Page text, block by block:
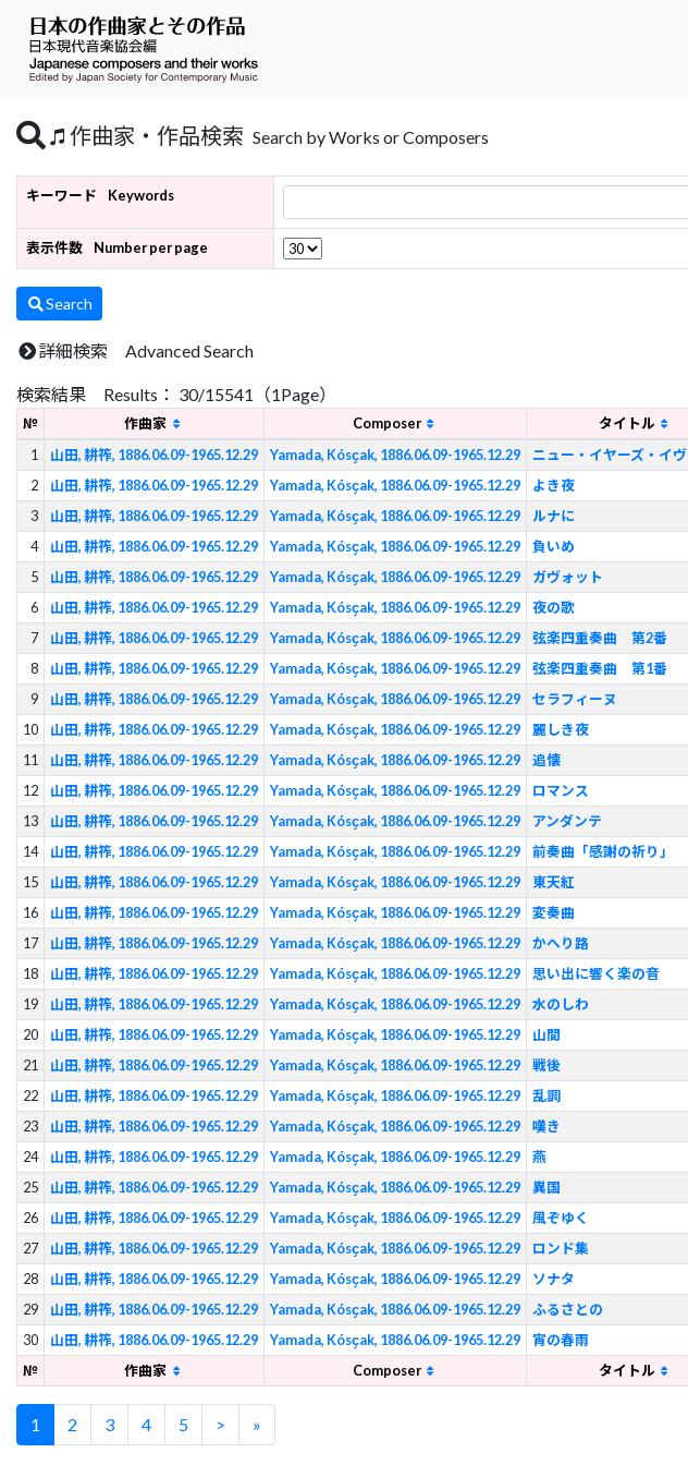
作曲家・作品検索 Search by Works or Composers
キーワード Keywords
表示件数 Number per page
Search
詳細検索 Advanced Search
検索結果 Results： 30/15541（1Page）
№ 作曲家 Composer タイトル
1
山田, 耕筰, 1886.06.09-1965.12.29 Yamada, Kósҫak, 1886.06.09-1965.12.29 ニュー・イヤーズ・イヴ
2
山田, 耕筰, 1886.06.09-1965.12.29 Yamada, Kósҫak, 1886.06.09-1965.12.29 よき夜
3
山田, 耕筰, 1886.06.09-1965.12.29 Yamada, Kósҫak, 1886.06.09-1965.12.29 ルナに
4
山田, 耕筰, 1886.06.09-1965.12.29 Yamada, Kósҫak, 1886.06.09-1965.12.29 負いめ
5
山田, 耕筰, 1886.06.09-1965.12.29 Yamada, Kósҫak, 1886.06.09-1965.12.29 ガヴォット
6
山田, 耕筰, 1886.06.09-1965.12.29 Yamada, Kósҫak, 1886.06.09-1965.12.29 夜の歌
7
山田, 耕筰, 1886.06.09-1965.12.29 Yamada, Kósҫak, 1886.06.09-1965.12.29 弦楽四重奏曲 第2番
8
山田, 耕筰, 1886.06.09-1965.12.29 Yamada, Kósҫak, 1886.06.09-1965.12.29 弦楽四重奏曲 第1番
9
山田, 耕筰, 1886.06.09-1965.12.29 Yamada, Kósҫak, 1886.06.09-1965.12.29 セラフィーヌ
10
山田, 耕筰, 1886.06.09-1965.12.29 Yamada, Kósҫak, 1886.06.09-1965.12.29 麗しき夜
11
山田, 耕筰, 1886.06.09-1965.12.29 Yamada, Kósҫak, 1886.06.09-1965.12.29 追懐
12
山田, 耕筰, 1886.06.09-1965.12.29 Yamada, Kósҫak, 1886.06.09-1965.12.29 ロマンス
13
山田, 耕筰, 1886.06.09-1965.12.29 Yamada, Kósҫak, 1886.06.09-1965.12.29 アンダンテ
14
山田, 耕筰, 1886.06.09-1965.12.29 Yamada, Kósҫak, 1886.06.09-1965.12.29 前奏曲「感謝の祈り」
15
山田, 耕筰, 1886.06.09-1965.12.29 Yamada, Kósҫak, 1886.06.09-1965.12.29 東天紅
16
山田, 耕筰, 1886.06.09-1965.12.29 Yamada, Kósҫak, 1886.06.09-1965.12.29 変奏曲
17
山田, 耕筰, 1886.06.09-1965.12.29 Yamada, Kósҫak, 1886.06.09-1965.12.29 かへり路
18
山田, 耕筰, 1886.06.09-1965.12.29 Yamada, Kósҫak, 1886.06.09-1965.12.29 思い出に響く楽の音
19
山田, 耕筰, 1886.06.09-1965.12.29 Yamada, Kósҫak, 1886.06.09-1965.12.29 水のしわ
20
山田, 耕筰, 1886.06.09-1965.12.29 Yamada, Kósҫak, 1886.06.09-1965.12.29 山間
21
山田, 耕筰, 1886.06.09-1965.12.29 Yamada, Kósҫak, 1886.06.09-1965.12.29 戦後
22
山田, 耕筰, 1886.06.09-1965.12.29 Yamada, Kósҫak, 1886.06.09-1965.12.29 乱調
23
山田, 耕筰, 1886.06.09-1965.12.29 Yamada, Kósҫak, 1886.06.09-1965.12.29 嘆き
24
山田, 耕筰, 1886.06.09-1965.12.29 Yamada, Kósҫak, 1886.06.09-1965.12.29 燕
25
山田, 耕筰, 1886.06.09-1965.12.29 Yamada, Kósҫak, 1886.06.09-1965.12.29 異国
26
山田, 耕筰, 1886.06.09-1965.12.29 Yamada, Kósҫak, 1886.06.09-1965.12.29 風ぞゆく
27
山田, 耕筰, 1886.06.09-1965.12.29 Yamada, Kósҫak, 1886.06.09-1965.12.29 ロンド集
28
山田, 耕筰, 1886.06.09-1965.12.29 Yamada, Kósҫak, 1886.06.09-1965.12.29 ソナタ
29
山田, 耕筰, 1886.06.09-1965.12.29 Yamada, Kósҫak, 1886.06.09-1965.12.29 ふるさとの
30
山田, 耕筰, 1886.06.09-1965.12.29 Yamada, Kósҫak, 1886.06.09-1965.12.29 宵の春雨
№
作曲家 Composer タイトル
1 2 3 4 5 > »